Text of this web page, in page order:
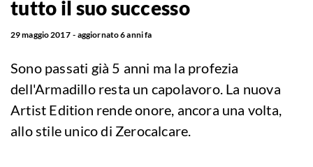
tutto il suo successo
29 maggio 2017 aggiornato6 anni fa
Sono passati già 5 anni ma la profezia
dell'Armadillo resta un capolavoro. La nuova
Artist Edition rende onore, ancora una volta,
allo stile unico di Zerocalcare.